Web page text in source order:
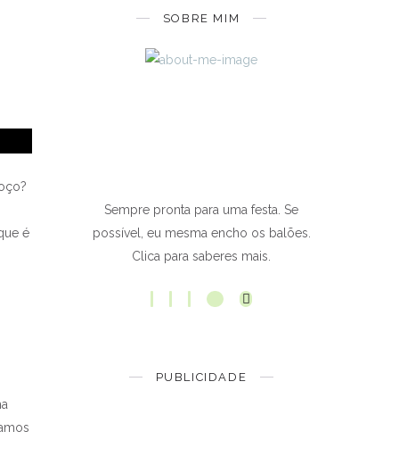
é
SOBRE MIM
Sempre pronta para uma festa. Se
possível, eu mesma encho os balões.
Clica para saberes mais.
PUBLICIDADE